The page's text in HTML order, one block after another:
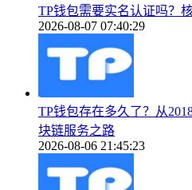
TP钱包需要实名认证吗？
2026-08-07 07:40:29
TP钱包存在多久了？从
块链服务之路
2026-08-06 21:45:23